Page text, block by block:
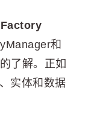
和
了解。正如
实体和数据